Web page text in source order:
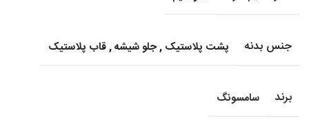
جنس بدنه پشت پلاستیک ,جلو شیشه,قاب پلاستیک
برند سامسونگ